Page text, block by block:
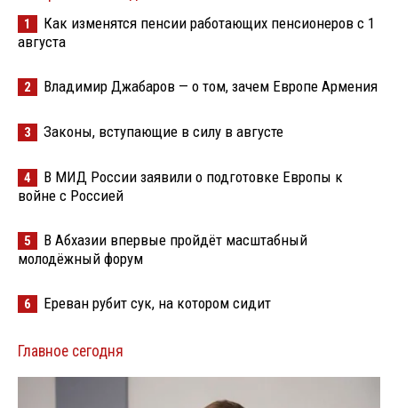
1
Как изменятся пенсии работающих пенсионеров с 1
августа
2 Владимир Джабаров — о том, зачем Европе Армения
3 Законы, вступающие в силу в августе
4
В МИД России заявили о подготовке Европы к
войне с Россией
5
В Абхазии впервые пройдёт масштабный
молодёжный форум
6 Ереван рубит сук, на котором сидит
Главное сегодня